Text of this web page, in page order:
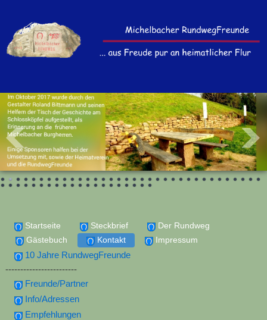
Startseite Steckbrief
Der Rundweg
Gästebuch
Kontakt Impressum
10 Jahre RundwegFreunde
------------------------
Freunde/Partner
Info/Adressen
Empfehlungen